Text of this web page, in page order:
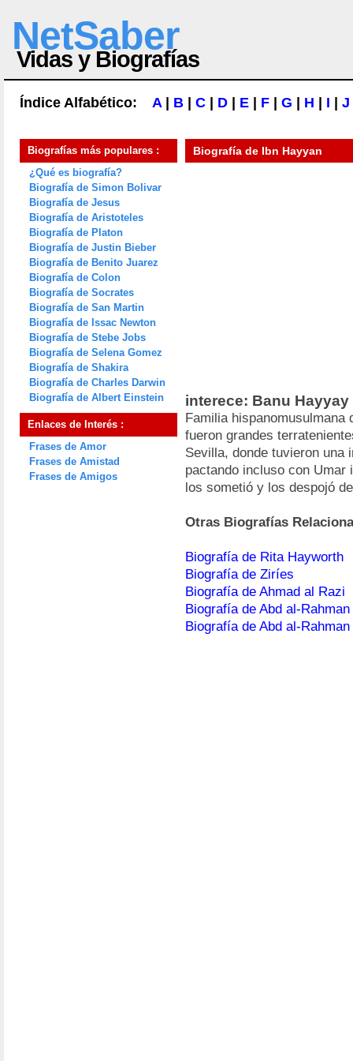
NetSaber
Vidas y Biografías
Índice Alfabético: A| B C D E F G H I J
Biografías más populares :
¿Qué es biografía?
Biografía de Simon Bolivar
Biografía de Jesus
Biografía de Aristoteles
Biografía de Platon
Biografía de Justin Bieber
Biografía de Benito Juarez
Biografía de Colon
Biografía de Socrates
Biografía de San Martin
Biografía de Issac Newton
Biografía de Stebe Jobs
Biografía de Selena Gomez
Biografía de Shakira
Biografía de Charles Darwin
Biografía de Albert Einstein
Enlaces de Interés :
Frases de Amor
Frases de Amistad
Frases de Amigos
Biografía de Ibn Hayyan
interece: Banu Hayyay
Familia hispanomusulmana
fueron grandes
Sevilla, donde tuvieron una
pactando incluso con Umar
los sometió y los despojó
Otras Biografías
Biografía de Rita Hayworth
Biografía de Ziríes
Biografía de Ahmad al Razi
Biografía de Abd al-
Biografía de Abd al-